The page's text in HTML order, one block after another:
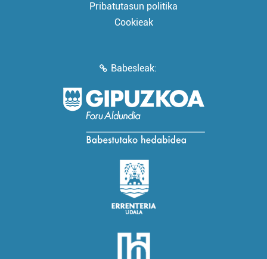
Pribatutasun politika
Cookieak
Babesleak: